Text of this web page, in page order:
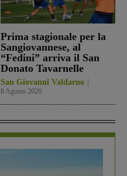
Prima stagionale per la
Sangiovannese, al
“Fedini” arriva il San
Donato Tavarnelle
San Giovanni Valdarno
8 Agosto 2026